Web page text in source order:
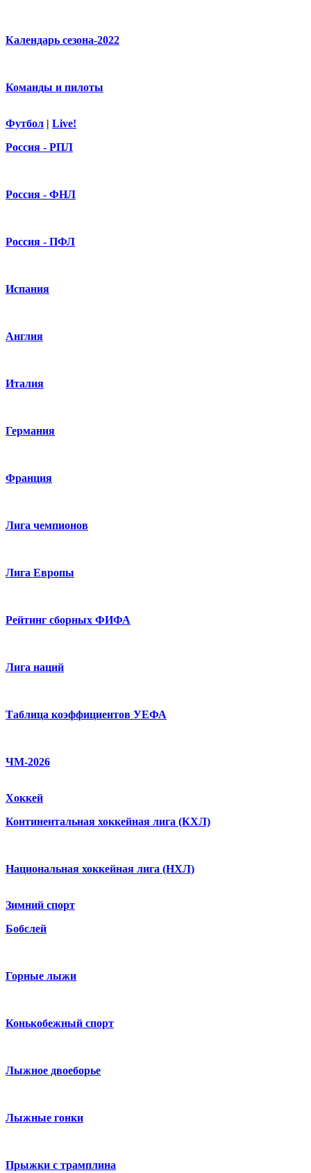
Календарь сезона-2022
Команды и пилоты
Футбол | Live!
Россия - РПЛ
Россия - ФНЛ
Россия - ПФЛ
Испания
Англия
Италия
Германия
Франция
Лига чемпионов
Лига Европы
Рейтинг сборных ФИФА
Лига наций
Таблица коэффициентов УЕФА
ЧМ-2026
Хоккей
Континентальная хоккейная лига (КХЛ)
Национальная хоккейная лига (НХЛ)
Зимний спорт
Бобслей
Горные лыжи
Конькобежный спорт
Лыжное двоеборье
Лыжные гонки
Прыжки с трамплина